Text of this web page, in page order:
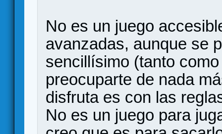
No es un juego
avanzadas, aunque se
sencillísimo (tanto
preocuparte de nada
disfruta es con las
No es un juego para